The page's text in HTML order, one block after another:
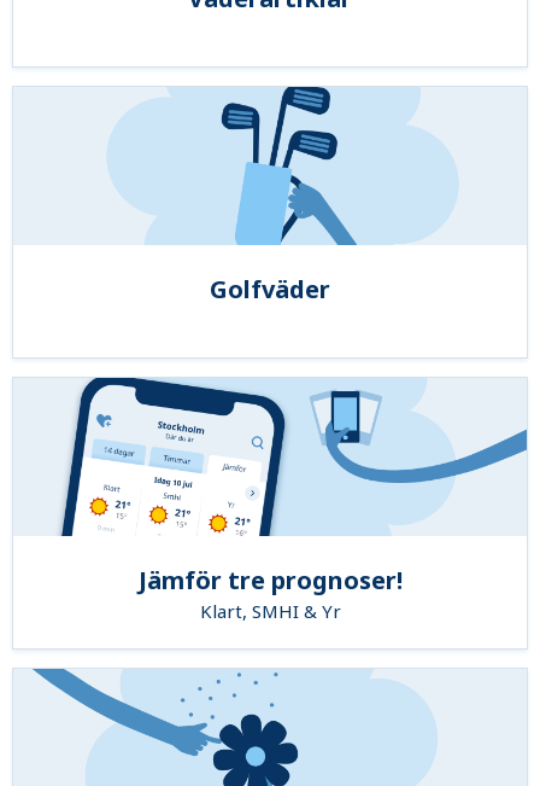
Golfväder
Jämför tre prognoser!
Klart, SMHI & Yr